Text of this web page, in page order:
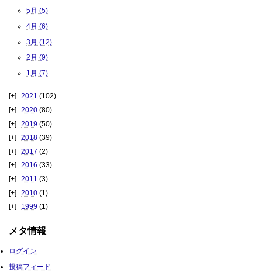
5月 (5)
4月 (6)
3月 (12)
2月 (9)
1月 (7)
2021 (102)
2020 (80)
2019 (50)
2018 (39)
2017 (2)
2016 (33)
2011 (3)
2010 (1)
1999 (1)
メタ情報
ログイン
投稿フィード